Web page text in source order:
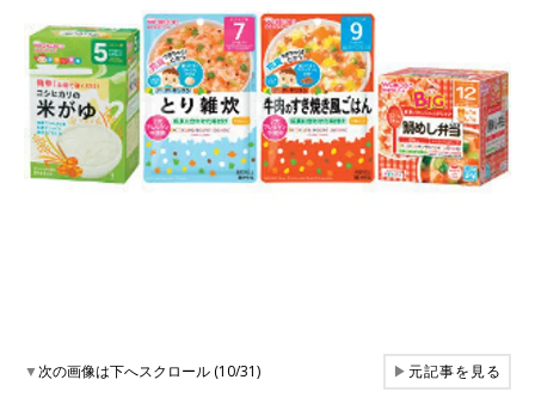
▼次の画像は下へスクロール (10/31) ▶元記事を見る